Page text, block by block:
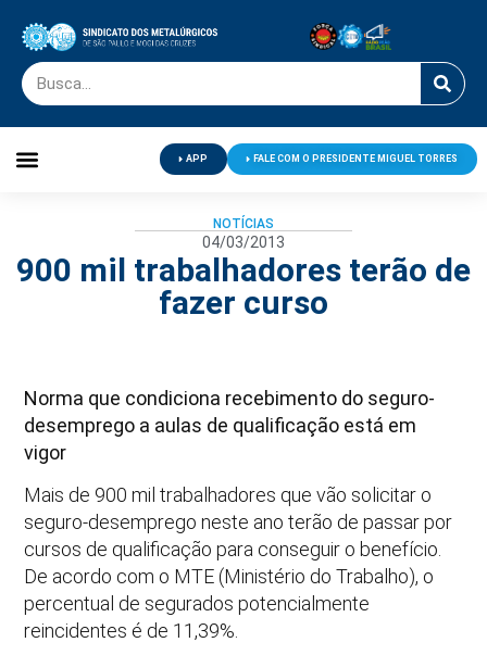
APP FALE COM O PRESIDENTE MIGUEL TORRES
NOTÍCIAS
04/03/2013
900 mil trabalhadores terão de
fazer curso
Norma que condiciona recebimento do seguro-
desemprego a aulas de qualificação está em
vigor
Mais de 900 mil trabalhadores que vão solicitar o
seguro-desemprego neste ano terão de passar por
cursos de qualificação para conseguir o benefício.
De acordo com o MTE (Ministério do Trabalho), o
percentual de segurados potencialmente
reincidentes é de 11,39%.